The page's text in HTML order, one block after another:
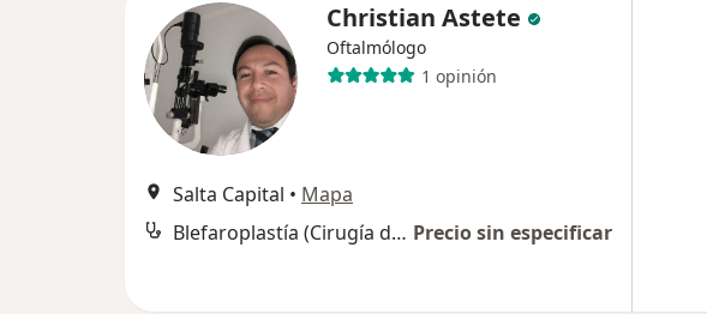
Christian Astete
Oftalmólogo
1 opinión
Salta Capital • Mapa
Blefaroplastía (Cirugía de los párpados) Precio sin especificar